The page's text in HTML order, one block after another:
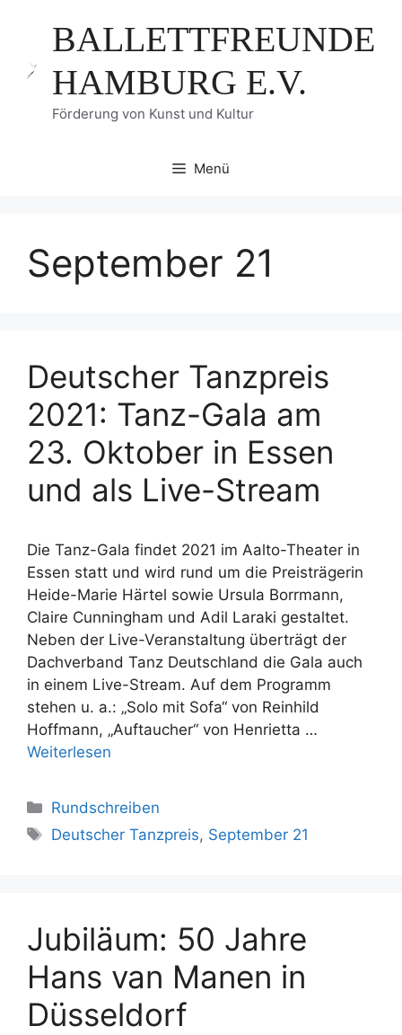
springenBALLETTFREUNDE
HAMBURG E.V.
Förderung von Kunst und Kultur
Menü
September 21
Deutscher Tanzpreis
2021: Tanz-Gala am
23. Oktober in Essen
und als Live-Stream
Die Tanz-Gala findet 2021 im Aalto-Theater in
Essen statt und wird rund um die Preisträgerin
Heide-Marie Härtel sowie Ursula Borrmann,
Claire Cunningham und Adil Laraki gestaltet.
Neben der Live-Veranstaltung überträgt der
Dachverband Tanz Deutschland die Gala auch
in einem Live-Stream. Auf dem Programm
stehen u. a.: „Solo mit Sofa“ von Reinhild
Hoffmann, „Auftaucher“ von Henrietta …
Weiterlesen
Kategorien
Rundschreiben
Schlagwörter
Deutscher Tanzpreis, September 21
Jubiläum: 50 Jahre
Hans van Manen in
Düsseldorf